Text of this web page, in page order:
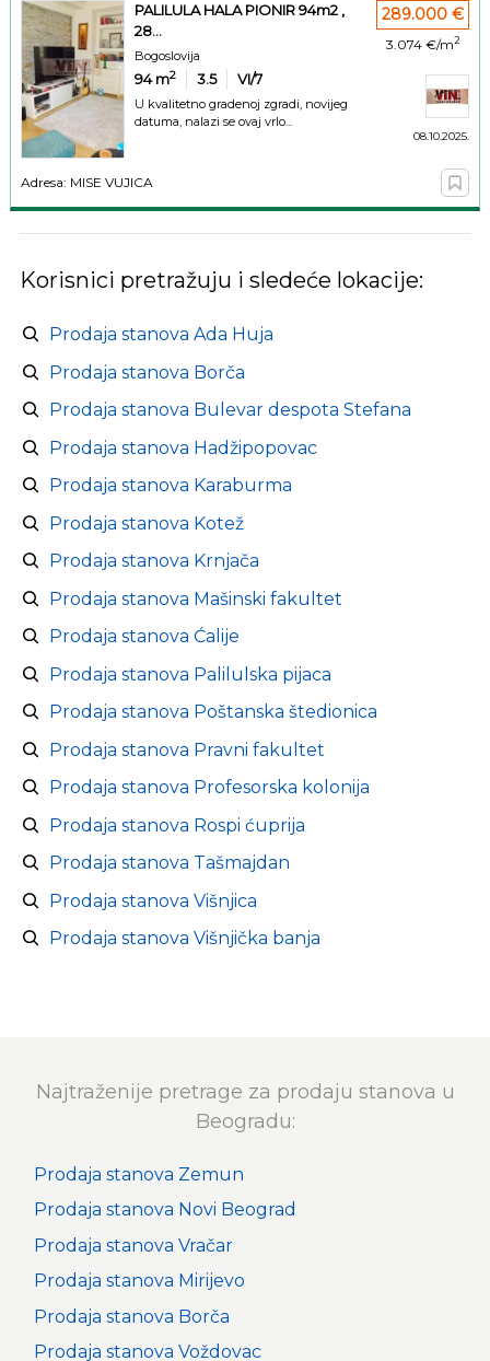
PALILULA HALA PIONIR 94m2 ,
28...
Bogoslovija
94m2 3.5 VI/7
U kvalitetno gradenoj zgradi, novijeg
datuma, nalazi se ovaj vrlo...
289.000 €
3.074 €/m2
08.10.2025.
Adresa: MISE VUJICA
Korisnici pretražuju i sledeće lokacije:
Prodaja stanova Ada Huja
Prodaja stanova Borča
Prodaja stanova Bulevar despota Stefana
Prodaja stanova Hadžipopovac
Prodaja stanova Karaburma
Prodaja stanova Kotež
Prodaja stanova Krnjača
Prodaja stanova Mašinski fakultet
Prodaja stanova Ćalije
Prodaja stanova Palilulska pijaca
Prodaja stanova Poštanska štedionica
Prodaja stanova Pravni fakultet
Prodaja stanova Profesorska kolonija
Prodaja stanova Rospi ćuprija
Prodaja stanova Tašmajdan
Prodaja stanova Višnjica
Prodaja stanova Višnjička banja
Najtraženije pretrage za prodaju stanova u
Beogradu:
Prodaja stanova Zemun
Prodaja stanova Novi Beograd
Prodaja stanova Vračar
Prodaja stanova Mirijevo
Prodaja stanova Borča
Prodaja stanova Voždovac